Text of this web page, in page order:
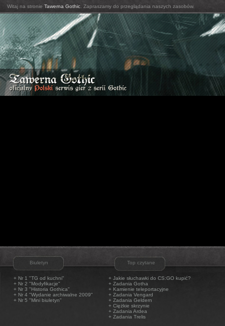
Witaj na stronie Tawerna Gothic . Zapraszamy do przeglądania naszych zasobów.
Biuletyn Top czytane
+ Nr 1 "TG od kuchni"
+ Nr 2 "Modyfikacje"
+ Nr 3 "Historia Gothica"
+ Nr 4 "Wydanie archiwalne 2009"
+ Nr 5 "Mini biuletyn"
+ Jakie słuchawki do CS:GO kupić?
+ Zadania Gotha
+ Kamienie teleportacyjne
+ Zadania Vengard
+ Zadania Geldern
+ Ciężkie skrzynie
+ Zadania Ardea
+ Zadania Trelis